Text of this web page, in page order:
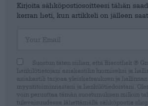
Kirjoita sähköpostiosoitteesi tähän
kerran heti, kun artikkeli on jälleen
Suostun täten siihen, että Bierothek ®
henkilötietojani asiakastilin luomiseksi ja
asiakastili tarjoaa yleiskatsauksen ja hallinnan
myyntitoiminnastani ja henkilötiedoistani.
voin peruuttaa tämän suostumuksen milloin
tulevaisuudessa lähettämällä sähköpostia